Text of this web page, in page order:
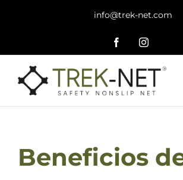
info@trek-net.com
FacebookInstagram
Beneficios